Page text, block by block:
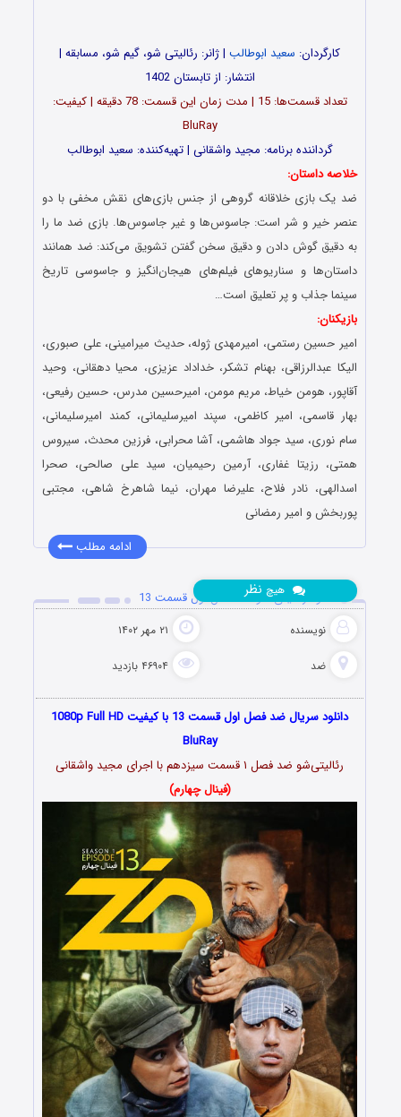
کارگردان: سعید ابوطالب | ژانر: رئالیتی شو، گیم شو، مسابقه |
انتشار: از تابستان 1402
تعداد قسمت‌ها: 15 | مدت زمان این قسمت: 78 دقیقه | کیفیت:
BluRay
گرداننده برنامه: مجید واشقانی | تهیه‌کننده: سعید ابوطالب
خلاصه داستان:
ضد یک بازی خلاقانه گروهی از جنس بازی‌های نقش مخفی با دو
عنصر خیر و شر است: جاسوس‌ها و غیر جاسوس‌ها. بازی ضد ما را
به دقیق گوش دادن و دقیق سخن گفتن تشویق می‌کند: ضد همانند
داستان‌ها و سناریوهای فیلم‌های هیجان‌انگیز و جاسوسی تاریخ
سینما جذاب و پر تعلیق است…
بازیکنان:
امیر حسین رستمی، امیرمهدی ژوله، حدیث میرامینی، علی صبوری،
الیکا عبدالرزاقی، بهنام تشکر، خداداد عزیزی، محیا دهقانی، وحید
آقاپور، هومن خیاط، مریم مومن، امیرحسین مدرس، حسین رفیعی،
بهار قاسمی، امیر کاظمی، سپند امیرسلیمانی، کمند امیرسلیمانی،
سام نوری، سید جواد هاشمی، آشا محرابی، فرزین محدث، سیروس
همتی، رزیتا غفاری، آرمین رحیمیان، سید علی صالحی، صحرا
اسدالهی، نادر فلاح، علیرضا مهران، نیما شاهرخ شاهی، مجتبی
پوربخش و امیر رمضانی
ادامه مطلب
دانلود رئالیتی شو ضد فصل اول قسمت 13
نویسنده ۲۱ مهر ۱۴۰۲
ضد ۴۶۹۰۴ بازدید
هیچ نظر
دانلود سریال ضد فصل اول قسمت 13 با کیفیت 1080p Full HD
BluRay
رئالیتی‌شو ضد فصل ۱ قسمت سیزدهم با اجرای مجید واشقانی
(فینال چهارم)